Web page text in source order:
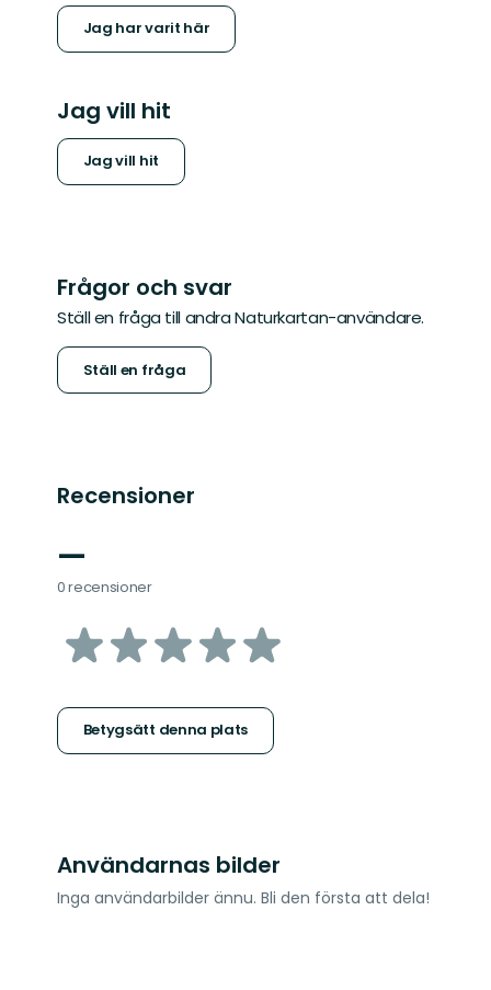
Jag har varit här
Jag vill hit
Jag vill hit
Frågor och svar
Ställ en fråga till andra Naturkartan-användare.
Ställ en fråga
Recensioner
—
0 recensioner
av
stjärnor
Betygsätt denna plats
Användarnas bilder
Inga användarbilder ännu. Bli den första att dela!